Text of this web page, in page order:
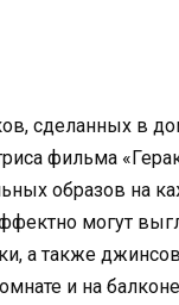
сделанных в
фильма
образов на
могут
а также
и на